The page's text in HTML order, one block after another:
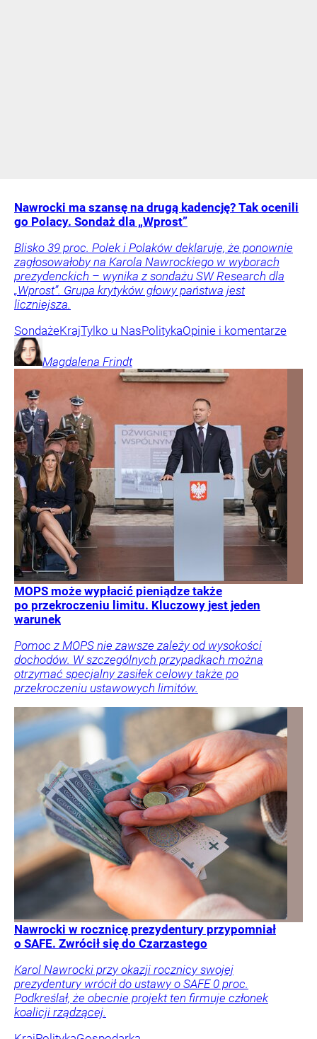
Nawrocki ma szansę na drugą kadencję? Tak ocenili
go Polacy. Sondaż dla „Wprost”
Blisko 39 proc. Polek i Polaków deklaruje, że ponownie
zagłosowałoby na Karola Nawrockiego w wyborach
prezydenckich – wynika z sondażu SW Research dla
„Wprost”. Grupa krytyków głowy państwa jest
liczniejsza.
SondażeKrajTylko u NasPolitykaOpinie i komentarze
Magdalena Frindt
MOPS może wypłacić pieniądze także
po przekroczeniu limitu. Kluczowy jest jeden
warunek
Pomoc z MOPS nie zawsze zależy od wysokości
dochodów. W szczególnych przypadkach można
otrzymać specjalny zasiłek celowy także po
przekroczeniu ustawowych limitów.
Nawrocki w rocznicę prezydentury przypomniał
o SAFE. Zwrócił się do Czarzastego
Karol Nawrocki przy okazji rocznicy swojej
prezydentury wrócił do ustawy o SAFE 0 proc.
Podkreślał, że obecnie projekt ten firmuje członek
koalicji rządzącej.